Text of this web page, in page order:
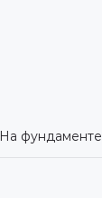
На фундаменте